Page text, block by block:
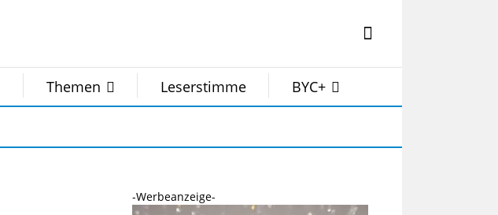
Themen Leserstimme BYC+
-Werbeanzeige-